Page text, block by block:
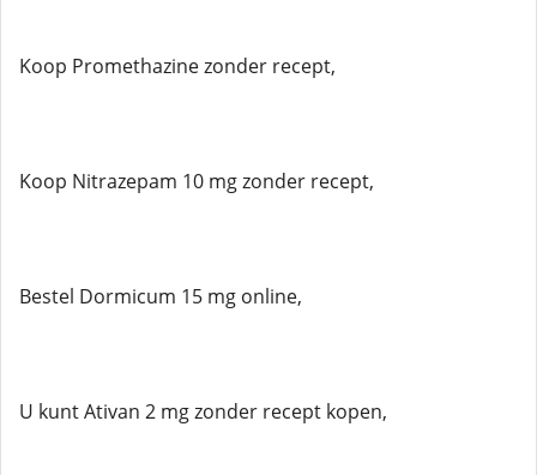
Koop Promethazine zonder recept,
Koop Nitrazepam 10 mg zonder recept,
Bestel Dormicum 15 mg online,
U kunt Ativan 2 mg zonder recept kopen,